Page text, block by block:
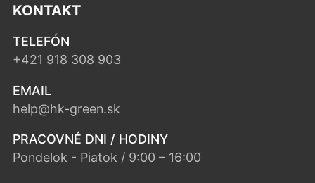
KONTAKT
TELEFÓN
+421 918 308 903
EMAIL
help@hk-green.sk
PRACOVNÉ DNI / HODINY
Pondelok - Piatok / 9:00 – 16:00